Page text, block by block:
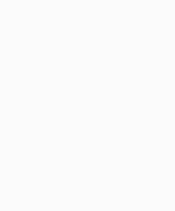
rechtfertigen,
ist so ein Konflikt
Wie gehen wir
Studierende